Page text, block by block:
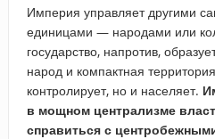
Империя управляет другими
единицами — народами или
государство, напротив,
народ и компактная
контролирует, но и населяет.
в мощном централизме
справиться с